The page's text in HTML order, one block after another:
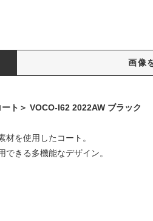
画像
ト＞ VOCO-I62 2022AW ブラック
を使用したコート。
きる多機能なデザイン。